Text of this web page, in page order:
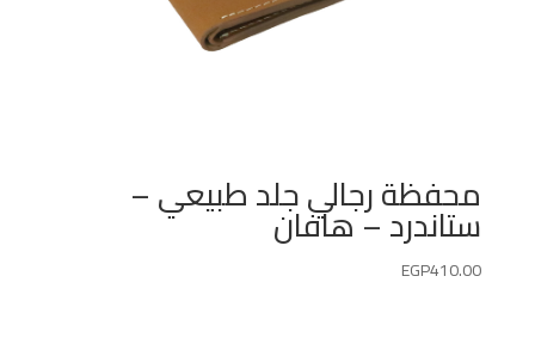
محفظة رجالي جلد طبيعي –
ستاندرد – هافان
EGP410.00